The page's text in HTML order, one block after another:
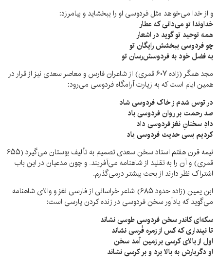
و از خدا می‌خواهد مثل فردوسی او را ببخشاید و بیامرزد:
خداوندا تو می‌دانی که عطار
همه توحید تو گوید در اشعار
چو فردوسی ببخشش رایگان تو
به فضل خود به فردوسش‌رسان تو
مجد همگر (زاده ۶۰۷ قمری) از شاعران فارس و معاصر سعدی نیز از قرار در
همین ایام است که به زیارت آرامگاه فردوسی می‌رود:
در توس شدم ز خاک فردوسی شاد
صد رحمت بر روان فردوسی باد
دادِ سخنانِ نغز فردوسی داد
کردیم بسی حدیث فردوسی یاد
نیمه قرن هفتم استاد سخن سعدی تصمیم به تألیف بوستان می‌گیرد (۶۵۵
قمری) و آن را به تقلید از شاهنامه می‌آفریند. و چون مدعیان در این باب
اشتراک نظر دارند از بحث بیشتر درمی‌گذرم.
ابن یمین (زاده حدود ۶۸۵) شاعر خراسانی از فارسی نغز و والای شاهنامه
می‌گوید که یادآور سخن فردوسی در زنده کردن پارسی است:
سکه‌ای کاندر سخن فردوسی طوسی نشاند
تا نپنداری که کس از زمره فُرسی نشاند
اول از بالای کرسی بر زمین آمد سخن
او دگربارش به بالا برد و بر کرسی نشاند